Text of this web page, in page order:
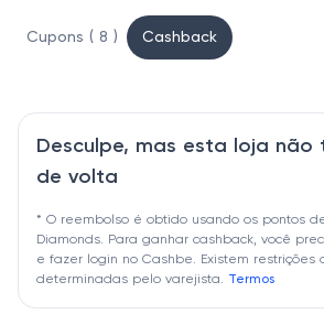
Cupons ( 8 ) Cashback
Desculpe, mas esta loja não
de volta
* O reembolso é obtido usando os pontos
Diamonds. Para ganhar cashback, você
e fazer login no Cashbe. Existem restrições
determinadas pelo varejista. Termos